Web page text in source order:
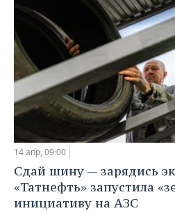
14 апр, 09:00
Сдай шину — зарядись
«Татнефть» запустила
инициативу на АЗС